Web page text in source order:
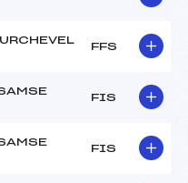
FFS
FIS
FIS